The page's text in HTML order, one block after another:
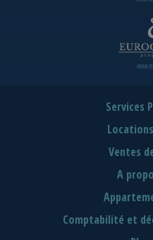
Services
Ventes
A
Comptabilité et